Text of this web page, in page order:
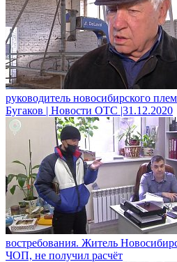
руководитель новосибирского
Бугаков | Новости ОТС |31.12.2020
востребования. Житель
ЧОП, не получил расчёт